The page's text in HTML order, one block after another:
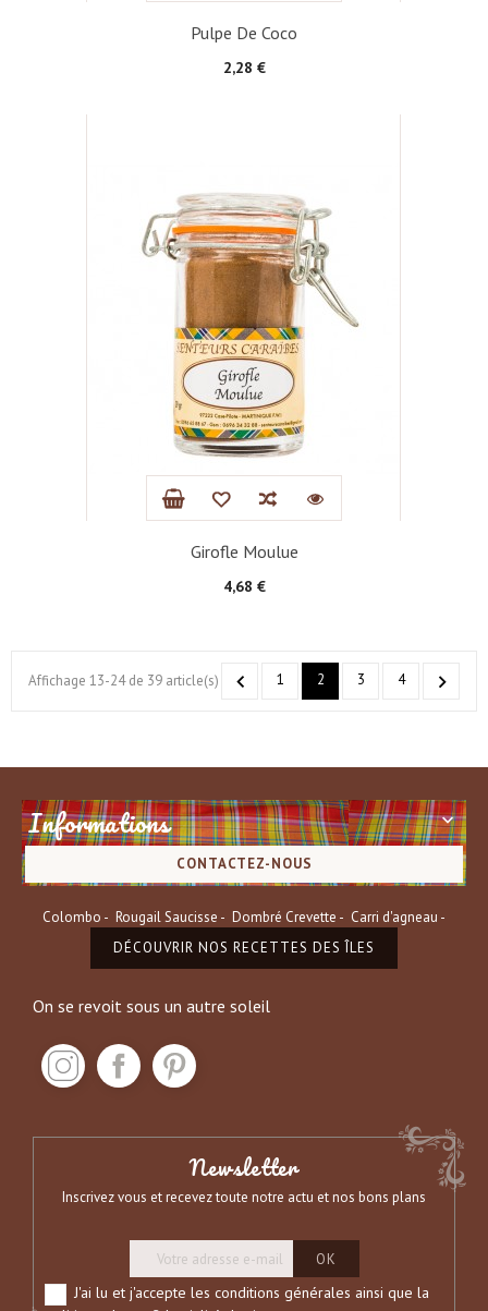
Pulpe De Coco
2,28 €Prix
Girofle Moulue
4,68 €Prix
Affichage 13-24 de 39 article(s)  1 2 3 4 
Informations 
CONTACTEZ-NOUS
Colombo Rougail Saucisse Dombré Crevette
Carri d'agneau
DÉCOUVRIR NOS RECETTES DES ÎLES
On se revoit sous un autre soleil
Newsletter
Inscrivez vous et recevez toute notre actu et nos bons plans
J'ai lu et j'accepte les conditions générales ainsi que la